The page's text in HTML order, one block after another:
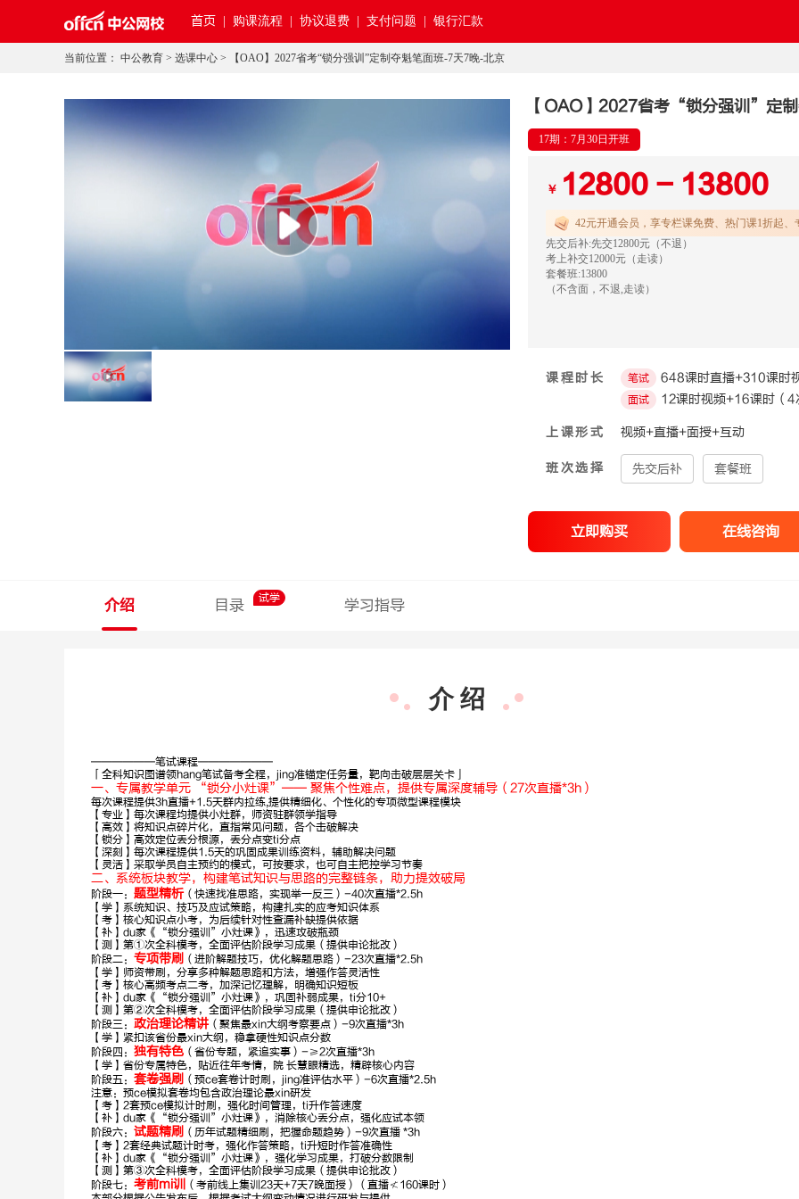
首页 购课流程 | 协议退费 | 支付问题 | 银行汇款
当前位置： 中公教育 > 选课中心 > 【OAO】2027省考“锁分强训”定制夺魁笔面班-7天7晚-北京
【OAO】2027省考“锁分强训”定
17期：7月30日开班
￥ 12800 - 13800
42元开通会员，享专栏课免费、热门课1折起
先交后补:先交12800元（不退）
考上补交12000元（走读）
套餐班:13800
（不含面，不退,走读）
课程时长 笔试 648课时直播+310课时
面试 12课时视频+16课时（
上课形式 视频+直播+面授+互动
班次选择 先交后补 套餐班
立即购买 在线咨询
介绍 目录 试学 学习指导
介 绍
——————笔试课程———————
「全科知识图谱领hang笔试备考全程，jing准锚定任务量，靶向击破层层关卡」
一、专属教学单元 “锁分小灶课”—— 聚焦个性难点，提供专属深度辅导（27次直播*3h）
每次课程提供3h直播+1.5天群内拉练,提供精细化、个性化的专项微型课程模块
【专业】每次课程均提供小灶群，师资驻群领学指导
【高效】将知识点碎片化，直指常见问题，各个击破解决
【锁分】高效定位丢分根源，丢分点变ti分点
【深刻】每次课程提供1.5天的巩固成果训练资料，辅助解决问题
【灵活】采取学员自主预约的模式，可按要求，也可自主把控学习节奏
二、系统板块教学，构建笔试知识与思路的完整链条，助力提效破局
阶段一： 题型精析（快速找准思路，实现举一反三）-40次直播*2.5h
【学】系统知识、技巧及应试策略，构建扎实的应考知识体系
【考】核心知识点小考，为后续针对性查漏补缺提供依据
【补】du家《“锁分强训”小灶课》，迅速攻破瓶颈
【测】第①次全科模考，全面评估阶段学习成果（提供申论批改）
阶段二： 专项带刷 （进阶解题技巧，优化解题思路）-23次直播*2.5h
【学】师资带刷，分享多种解题思路和方法，增强作答灵活性
【考】核心高频考点二考，加深记忆理解，明确知识短板
【补】du家《“锁分强训”小灶课》，巩固补弱成果，ti分10+
【测】第②次全科模考，全面评估阶段学习成果（提供申论批改）
阶段三： 政治理论精讲 （聚焦最xin大纲考察要点）-9次直播*3h
【学】紧扣该省份最xin大纲，稳拿硬性知识点分数
阶段四： 独有特色 （省份专题，紧追实事）-≥2次直播*3h
【学】省份专属特色，贴近往年考情，院 长慧眼精选，精辟核心内容
阶段五： 套卷强刷 （预ce套卷计时刷，jing准评估水平）-6次直播*2.5h
注意：预ce模拟套卷均包含政治理论最xin研发
【考】2套预ce模拟计时刷，强化时间管理，ti升作答速度
【补】du家《“锁分强训”小灶课》，消除核心丢分点，强化应试本领
阶段六： 试题精刷 （历年试题精细刷，把握命题趋势）-9次直播 *3h
【考】2套经典试题计时考，强化作答策略，ti升短时作答准确性
【补】du家《“锁分强训”小灶课》，强化学习成果，打破分数限制
【测】第③次全科模考，全面评估阶段学习成果（提供申论批改）
阶段七： 考前mi训
（考前线上集训23天+7天7晚面授）（直播≮160课时）
孙圣林 石惠胜
申论
深耕申论10
年，金句御姐